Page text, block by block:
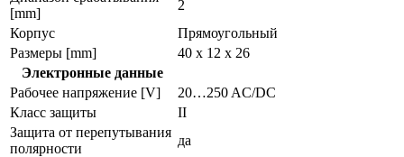
[mm]
2
Корпус
Прямоугольный
Размеры [mm]
40 x 12 x 26
Электронные данные
Рабочее напряжение [V]
20…250 AC/DC
Класс защиты
II
Защита от перепутывания
полярности
да